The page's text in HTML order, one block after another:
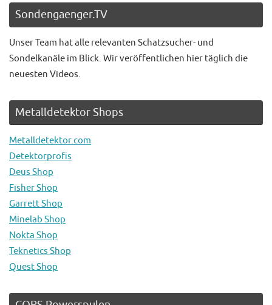
Sondengaenger.TV
Unser Team hat alle relevanten Schatzsucher- und
Sondelkanäle im Blick. Wir veröffentlichen hier täglich die
neuesten Videos.
Metalldetektor Shops
Metalldetektor.com
Detektorprofis
Deus Shop
Fisher Shop
Garrett Shop
Minelab Shop
Nokta Shop
Teknetics Shop
Quest Shop